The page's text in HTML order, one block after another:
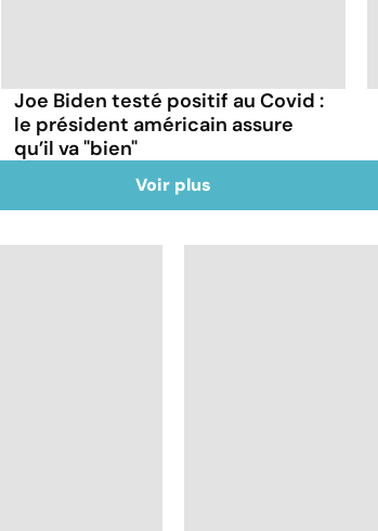
Joe Biden testé positif au Covid :
le président américain assure
qu’il va "bien"
Voir plus